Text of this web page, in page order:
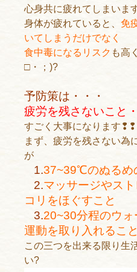
心身共に疲れてしまいま
身体が疲れていると、 免
いてしまうだけでなく
食中毒になるリスク も高
□・；)?
予防策は・・・
疲労を残さないこと
すごく大事になります❢❢
まず、疲労を残さない為
が
1.37~39℃のぬるめ
2.マッサージやス
コリをほぐすこと
3.20~30分程のウ
運動を取り入れること
この三つを出来る限り生
い?